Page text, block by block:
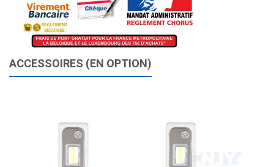
ACCESSOIRES (EN OPTION)